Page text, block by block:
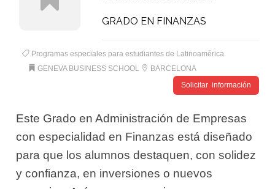
GRADO EN FINANZAS
Programas especiales para estudiantes de Latinoamérica
GENEVA BUSINESS SCHOOL
BARCELONA
Solicitar información
Este Grado en Administración de Empresas
con especialidad en Finanzas está diseñado
para que los alumnos destaquen, con solidez
y confianza, en inversiones o nuevos